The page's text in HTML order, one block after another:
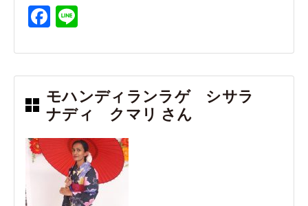
F
c
e
b
o
k
e
モハンディランラゲ シサラ
ナディ クマリ さん